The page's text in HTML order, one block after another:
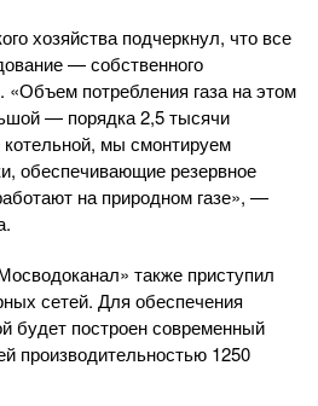
хозяйства подчеркнул, что все
— собственного
«Объем потребления газа на этом
— порядка 2,5 тысячи
мы смонтируем
обеспечивающие резервное
на природном газе», —
также приступил
сетей. Для обеспечения
будет построен современный
производительностью 1250